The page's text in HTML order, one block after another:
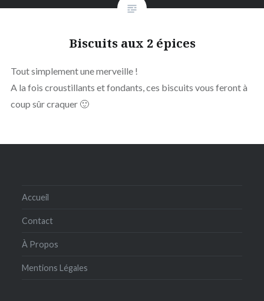
Biscuits aux 2 épices
Tout simplement une merveille !
A la fois croustillants et fondants, ces biscuits vous feront à
coup sûr craquer 🙂
Accueil
Contact
À Propos
Mentions Légales